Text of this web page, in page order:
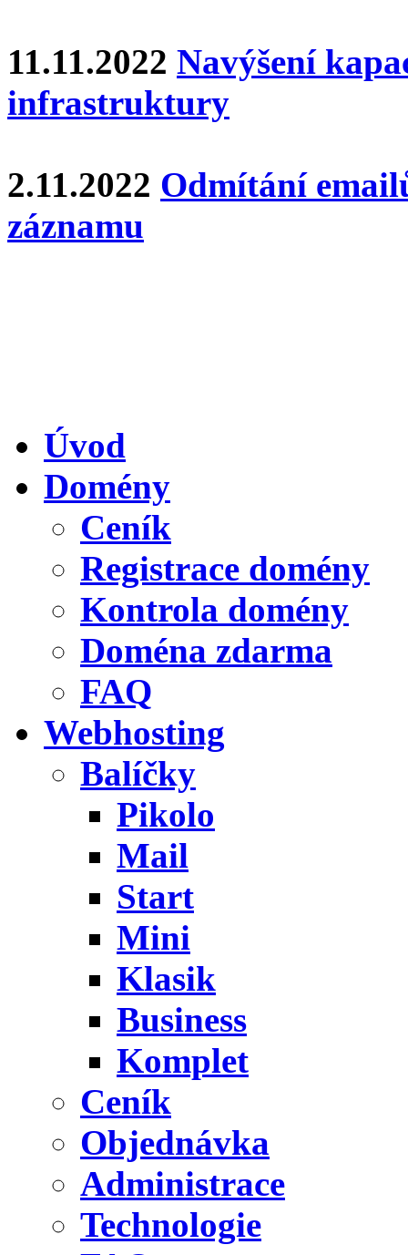
11.11.2022 Navýšení
infrastruktury
2.11.2022 Odmítání
záznamu
Úvod
Domény
Ceník
Registrace domény
Kontrola domény
Doména zdarma
FAQ
Webhosting
Balíčky
Pikolo
Mail
Start
Mini
Klasik
Business
Komplet
Ceník
Objednávka
Administrace
Technologie